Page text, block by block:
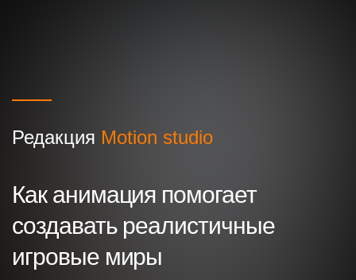
Редакция Motion studio
Как анимация помогает
создавать реалистичные
игровые миры
Ваш номер телефона